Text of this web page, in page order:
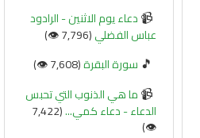
📹دعاء يوم الاثنين - الرادود
عباس الفضلي(7,796 👁️)
🎵 سورة البقرة(7,608 👁️)
📹ما هي الذنوب التي تحبس
الدعاء - دعاء كمي... (7,422
👁️)